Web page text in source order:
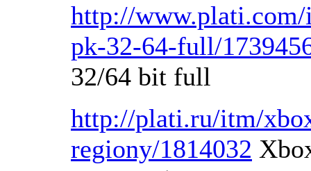
http://
pk-32-64-full/
32/64 bit full
http://plati.ru/itm/
regiony/1814032